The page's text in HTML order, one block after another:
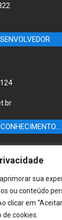
sua
ou conteúdo
clicar em
cookies.
melhores
e Poder